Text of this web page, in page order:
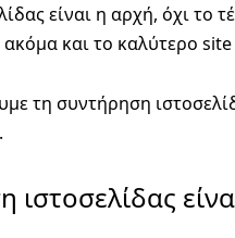
είναι η αρχή, όχι το
και το καλύτερο
τη συντήρηση
ιστοσελίδας